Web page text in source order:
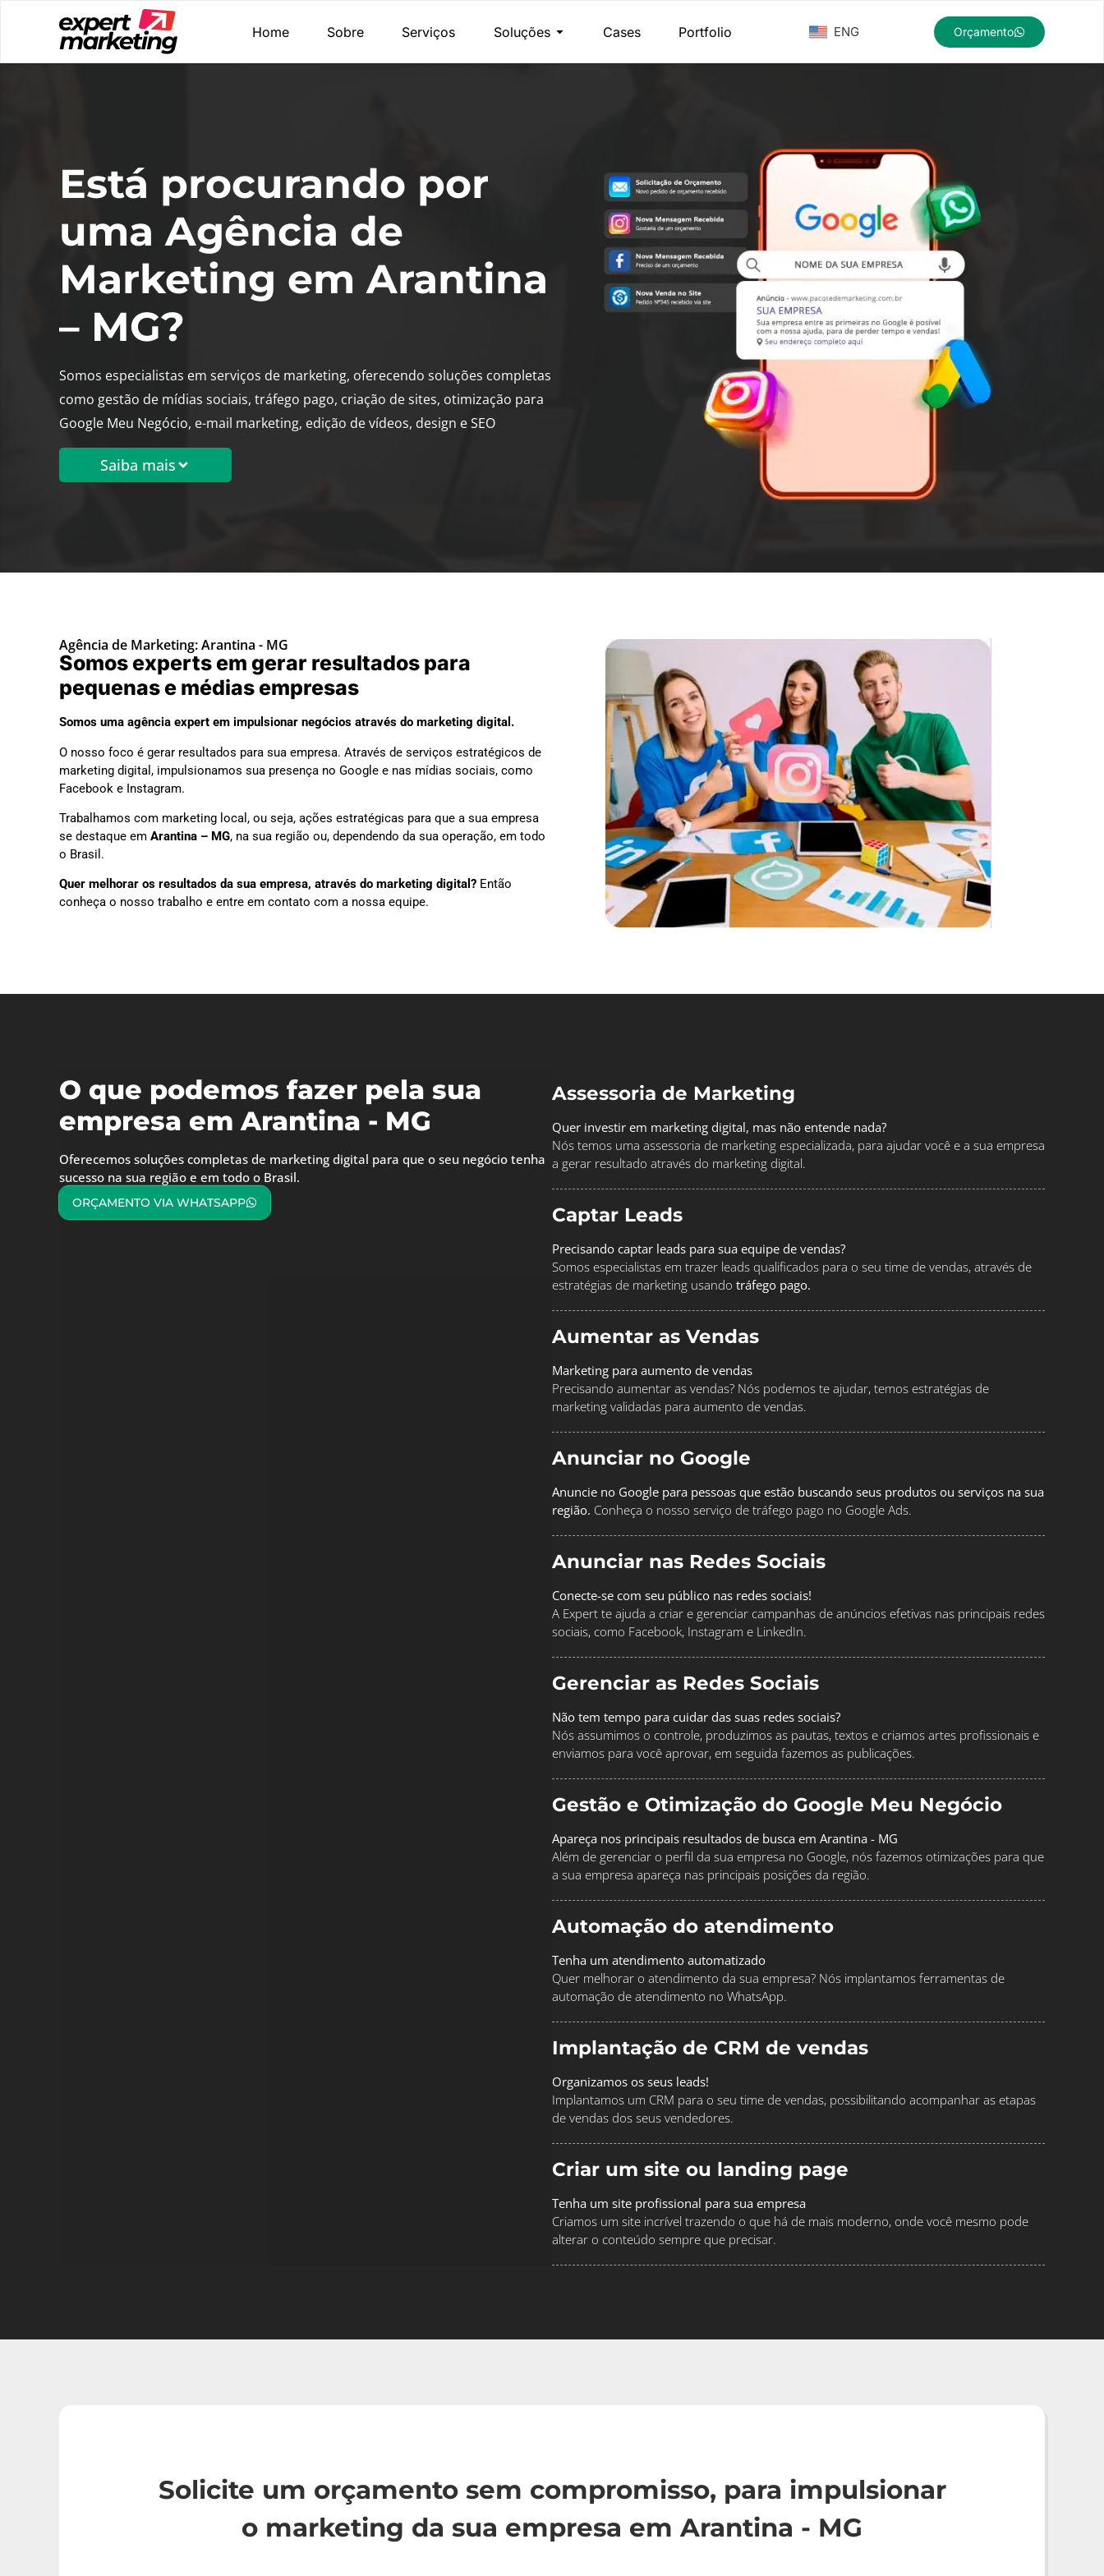
Home Sobre Serviços Soluções Cases Portfolio ENG Orçamento
Está procurando por
uma Agência de
Marketing em Arantina
– MG?
Somos especialistas em serviços de marketing, oferecendo soluções completas
como gestão de mídias sociais, tráfego pago, criação de sites, otimização para
Google Meu Negócio, e-mail marketing, edição de vídeos, design e SEO
Saiba mais
Agência de Marketing: Arantina - MG
Somos experts em gerar resultados para
pequenas e médias empresas
Somos uma agência expert em impulsionar negócios através do marketing digital.
O nosso foco é gerar resultados para sua empresa. Através de serviços estratégicos de
marketing digital, impulsionamos sua presença no Google e nas mídias sociais, como
Facebook e Instagram.
Trabalhamos com marketing local, ou seja, ações estratégicas para que a sua empresa
se destaque em Arantina – MG, na sua região ou, dependendo da sua operação, em todo
o Brasil.
Quer melhorar os resultados da sua empresa, através do marketing digital? Então
conheça o nosso trabalho e entre em contato com a nossa equipe.
O que podemos fazer pela sua
empresa em Arantina - MG
Oferecemos soluções completas de marketing digital para que o seu negócio tenha
sucesso na sua região e em todo o Brasil.
ORÇAMENTO VIA WHATSAPP
Assessoria de Marketing
Quer investir em marketing digital, mas não entende nada?
Nós temos uma assessoria de marketing especializada, para ajudar você e a sua empresa
a gerar resultado através do marketing digital.
Captar Leads
Precisando captar leads para sua equipe de vendas?
Somos especialistas em trazer leads qualificados para o seu time de vendas, através de
estratégias de marketing usando tráfego pago.
Aumentar as Vendas
Marketing para aumento de vendas
Precisando aumentar as vendas? Nós podemos te ajudar, temos estratégias de
marketing validadas para aumento de vendas.
Anunciar no Google
Anuncie no Google para pessoas que estão buscando seus produtos ou serviços na sua
região. Conheça o nosso serviço de tráfego pago no Google Ads.
Anunciar nas Redes Sociais
Conecte-se com seu público nas redes sociais!
A Expert te ajuda a criar e gerenciar campanhas de anúncios efetivas nas principais redes
sociais, como Facebook, Instagram e LinkedIn.
Gerenciar as Redes Sociais
Não tem tempo para cuidar das suas redes sociais?
Nós assumimos o controle, produzimos as pautas, textos e criamos artes profissionais e
enviamos para você aprovar, em seguida fazemos as publicações.
Gestão e Otimização do Google Meu Negócio
Apareça nos principais resultados de busca em Arantina - MG
Além de gerenciar o perfil da sua empresa no Google, nós fazemos otimizações para que
a sua empresa apareça nas principais posições da região.
Automação do atendimento
Tenha um atendimento automatizado
Quer melhorar o atendimento da sua empresa? Nós implantamos ferramentas de
automação de atendimento no WhatsApp.
Implantação de CRM de vendas
Organizamos os seus leads!
Implantamos um CRM para o seu time de vendas, possibilitando acompanhar as etapas
de vendas dos seus vendedores.
Criar um site ou landing page
Tenha um site profissional para sua empresa
Criamos um site incrível trazendo o que há de mais moderno, onde você mesmo pode
alterar o conteúdo sempre que precisar.
Solicite um orçamento sem compromisso, para impulsionar
o marketing da sua empresa em Arantina - MG